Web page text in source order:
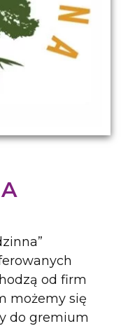
od firm
możemy się
do gremium